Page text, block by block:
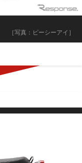
［写真：ピーシーアイ］